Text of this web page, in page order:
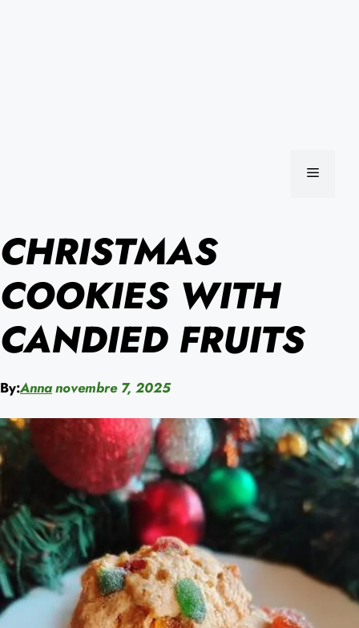
MENU
CHRISTMAS
COOKIES WITH
CANDIED FRUITS
By:Annanovembre 7, 2025